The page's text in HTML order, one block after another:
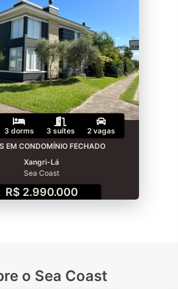
3 dorms 3 suítes
2 vagas
EM CONDOMÍNIO FECHADO
Xangri-Lá
Sea Coast
R$ 2.990.000
o Sea Coast